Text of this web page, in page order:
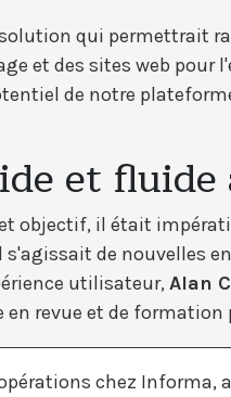
qui permettrait
et des sites web pour
de notre
et fluide
objectif, il était
de nouvelles
utilisateur, Alan
revue et de
chez Informa,